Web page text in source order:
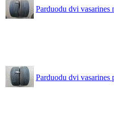
Parduodu dvi vasarines
Parduodu dvi vasarines